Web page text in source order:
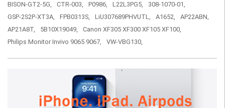
BISON-GT2-5G,
CTR-003, P0986, L22L3PG5,
308-1070-01,
GSP-2S2P-XT3A,
FPB0313S, LiU307689PHVUTL, A1652,
AP22ABN,
AP21A8T,
5B10X19049,
Canon XF305 XF300 XF105 XF100,
Philips Monitor Invivo 9065 9067,
VW-VBG130,